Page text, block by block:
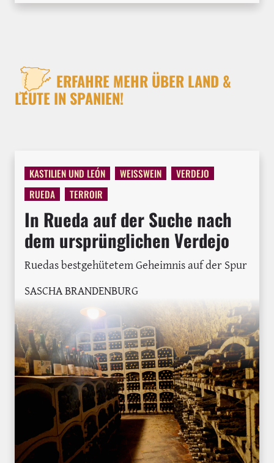
ERFAHRE MEHR ÜBER LAND &
LEUTE IN SPANIEN!
KASTILIEN UND LEÓN WEISSWEIN
VERDEJO
RUEDA
TERROIR
In Rueda auf der Suche nach
dem ursprünglichen Verdejo
Ruedas bestgehütetem Geheimnis auf der Spur
SASCHA BRANDENBURG